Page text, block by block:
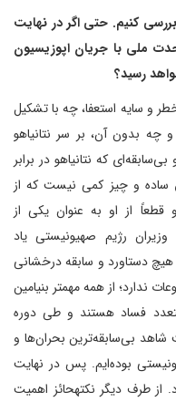
کنیم. حتی اگر در نهایت
ملی با جریان اپوزیسیون
رسید؟
و سایه استعفا، چه با تشکیل
چه بدون آن، بر سر نتانیاهو
که نتانیاهو در برابر
و چیز کمی نیست که از
از او به عنوان یکی از
رژیم صهیونیستی یاد
هیچ دستاورد و سابقه درخشانی
ندارد؛ از همه مهمتر بنیامین
متعدد فساد هستند و طی دوره
بی‌سابقه‌ترین بحران‌ها و
بوده‌ایم. پس در نهایت
از طرف دیگر نکتهحائز اهمیت